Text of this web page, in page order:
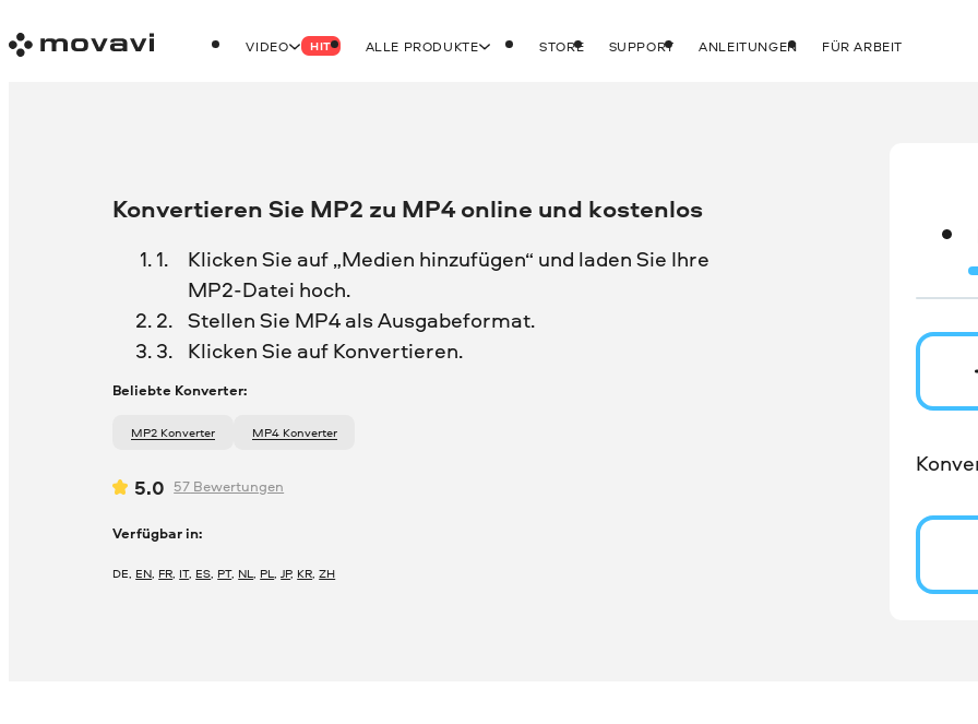
VIDEO HIT ALLE PRODUKTE STORE SUPPORT ANLEITUNGEN FÜR ARBEIT
Konvertieren Sie MP2 zu MP4 online und kostenlos
Klicken Sie auf „Medien hinzufügen“ und laden Sie Ihre
MP2-Datei hoch.
Stellen Sie MP4 als Ausgabeformat.
Klicken Sie auf Konvertieren.
Beliebte Konverter:
MP2 Konverter MP4 Konverter
5.0 57 Bewertungen
Verfügbar in:
DE, EN, FR, IT, ES, PT, NL, PL,JP, KR,ZH